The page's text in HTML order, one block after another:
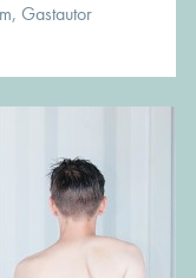
Gastautor